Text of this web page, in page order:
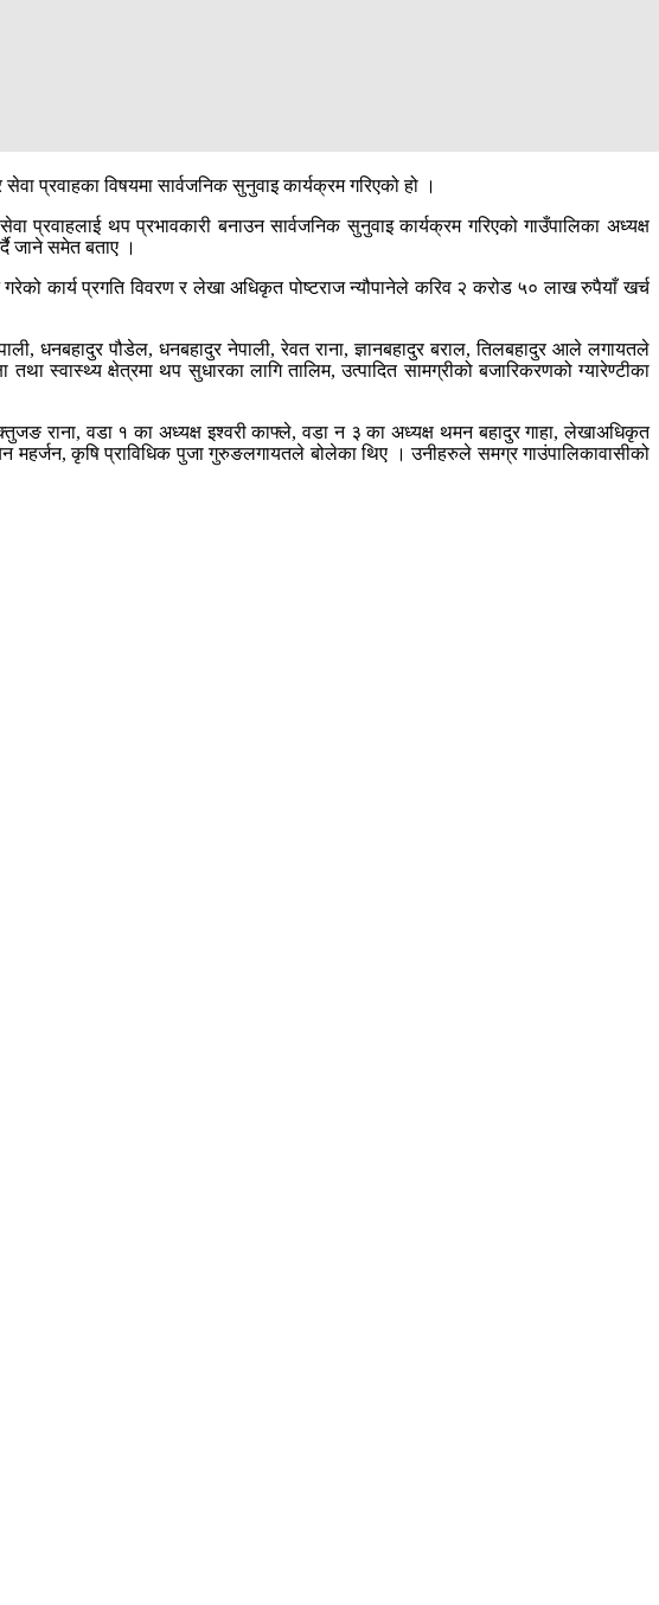
प्रवाहका विषयमा सार्वजनिक सुनुवाइ कार्यक्रम गरिएको हो ।
प्रवाहलाई थप प्रभावकारी बनाउन सार्वजनिक सुनुवाइ कार्यक्रम गरिएको गाउँपालिका अध्यक्ष
जाने समेत बताए ।
कार्य प्रगति विवरण र लेखा अधिकृत पोष्टराज न्यौपानेले करिव २ करोड ५० लाख रुपैयाँ खर्च
धनबहादुर पौडेल, धनबहादुर नेपाली, रेवत राना, ज्ञानबहादुर बराल, तिलबहादुर आले लगायतले
तथा स्वास्थ्य क्षेत्रमा थप सुधारका लागि तालिम, उत्पादित सामग्रीको बजारिकरणको ग्यारेण्टीका
राना, वडा १ का अध्यक्ष इश्वरी काफ्ले, वडा न ३ का अध्यक्ष थमन बहादुर गाहा, लेखाअधिकृत
महर्जन, कृषि प्राविधिक पुजा गुरुङलगायतले बोलेका थिए । उनीहरुले समग्र गाउंपालिकावासीको